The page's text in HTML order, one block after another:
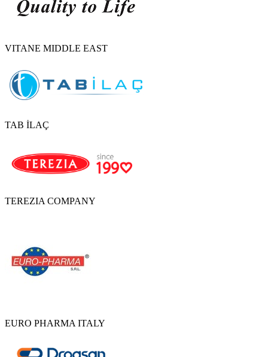
VITANE MIDDLE EAST
TAB İLAÇ
TEREZIA COMPANY
EURO PHARMA ITALY